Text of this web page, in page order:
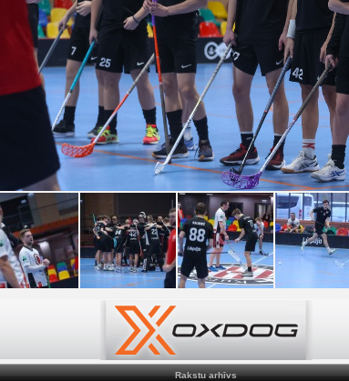
Rakstu arhīvs